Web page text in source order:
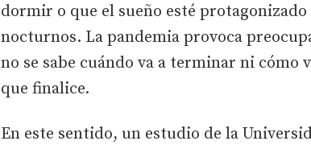
dormir o que el sueño esté
nocturnos. La pandemia provoca
no se sabe cuándo va a terminar ni cómo
que finalice.
En este sentido, un estudio de la